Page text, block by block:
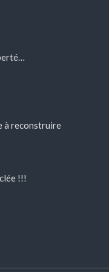
à reconstruire
!!!